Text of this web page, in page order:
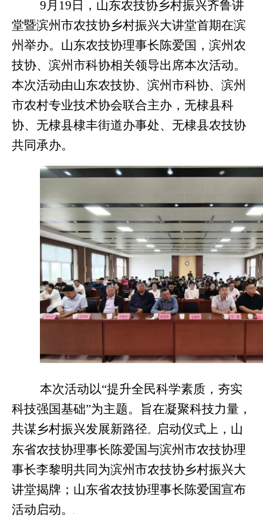
9月 19 日，山东农技协乡村振兴齐鲁讲
堂暨滨州市农技协乡村振兴大讲堂首期在滨
州举办。山东农技协理事长陈爱国，滨州农
技协、滨州市科协相关领导出席本次活动。
本次活动由山东农技协、滨州市科协、滨州
市农村专业技术协会联合主办，无棣县科
协、无棣县棣丰街道办事处、无棣县农技协
共同承办。
本次活动以“提升全民科学素质，夯实
科技强国基础”为主题。旨在凝聚科技力量，
共谋乡村振兴发展新路径。 启动仪式上， 山
东省农技协理事长陈爱国与滨州市农技协理
事长李黎明共同为滨州市农技协乡村振兴大
讲堂揭牌；山东省农技协理事长陈爱国宣布
活动启动。